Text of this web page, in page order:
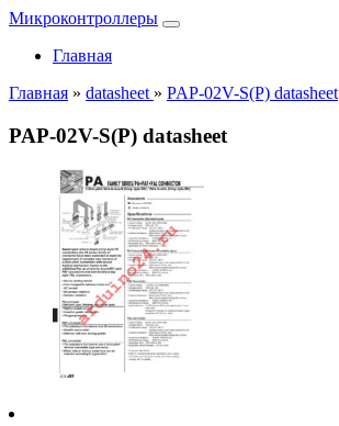
Микроконтроллеры
Главная
Главная » datasheet » PAP-02V-S(P) datasheet
PAP-02V-S(P) datasheet